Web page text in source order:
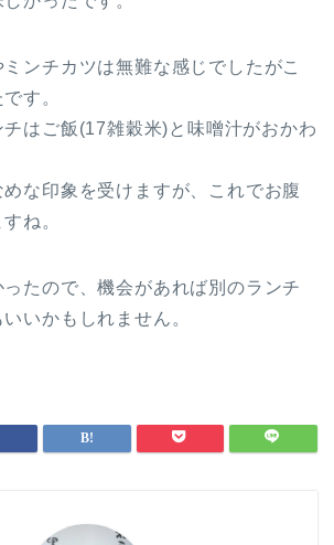
ンチカツは無難な感じでしたがこ
す。
はご飯(17雑穀米)と味噌汁がおかわ
な印象を受けますが、これでお腹
ね。
たので、機会があれば別のランチ
いかもしれません。